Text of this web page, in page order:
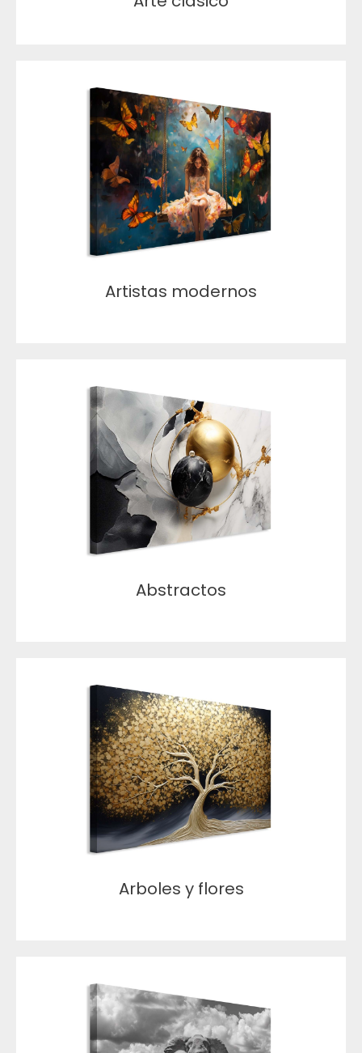
Artistas modernos
Abstractos
Arboles y flores